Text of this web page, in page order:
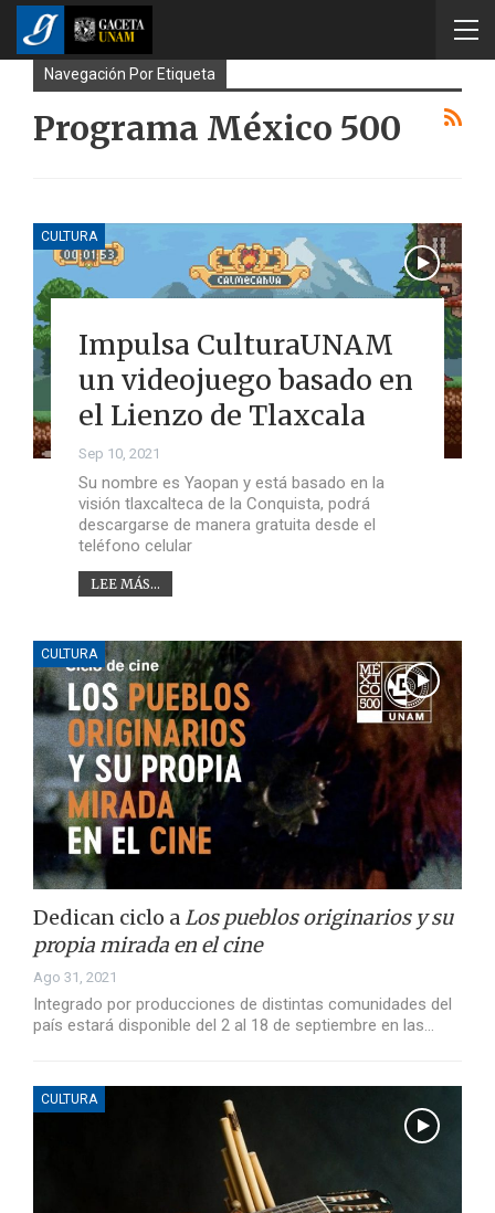
Navegación Por Etiqueta
Programa México 500
CULTURA
Impulsa CulturaUNAM
un videojuego basado en
el Lienzo de Tlaxcala
Sep 10, 2021
Su nombre es Yaopan y está basado en la
visión tlaxcalteca de la Conquista, podrá
descargarse de manera gratuita desde el
teléfono celular
LEE MÁS...
CULTURA
Dedican ciclo aLos pueblos originarios y su
propia mirada en el cine
Ago 31, 2021
Integrado por producciones de distintas comunidades del
país estará disponible del 2 al 18 de septiembre en las…
CULTURA